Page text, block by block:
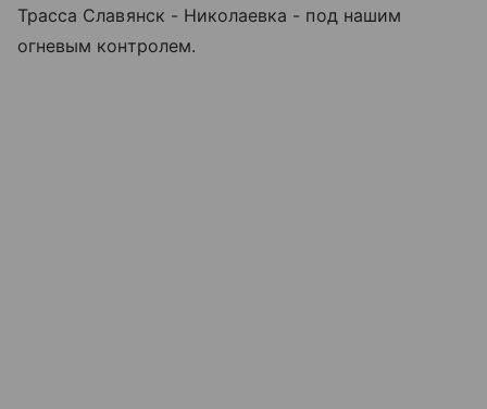
Трасса Славянск - Николаевка - под нашим
огневым контролем.